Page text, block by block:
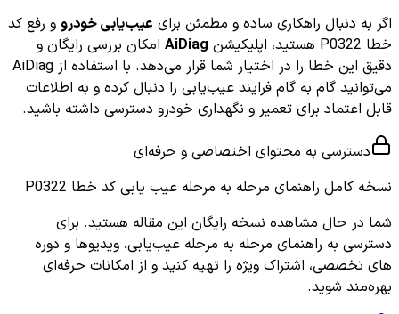
اگر به دنبال راهکاری ساده و مطمئن برای عیب‌یابی خودرو و رفع کد
خطا P0322 هستید، اپلیکیشن
AiDiag امکان بررسی رایگان و
دقیق این خطا را در اختیار شما قرار می‌دهد. با استفاده از AiDiag
می‌توانید گام به گام فرایند عیب‌یابی را دنبال کرده و به اطلاعات
قابل اعتماد برای تعمیر و نگهداری خودرو دسترسی داشته باشید.
دسترسی به محتوای اختصاصی و حرفه‌ای
نسخه کامل راهنمای مرحله به مرحله عیب یابی کد خطا P0322
شما در حال مشاهده نسخه رایگان این مقاله هستید. برای
دسترسی به راهنمای مرحله به مرحله عیب‌یابی، ویدیوها و دوره
های تخصصی، اشتراک ویژه را تهیه کنید و از امکانات حرفه‌ای
بهره‌مند شوید.